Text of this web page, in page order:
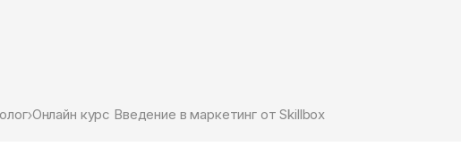
Онлайн курс Введение в маркетинг от Skillbox